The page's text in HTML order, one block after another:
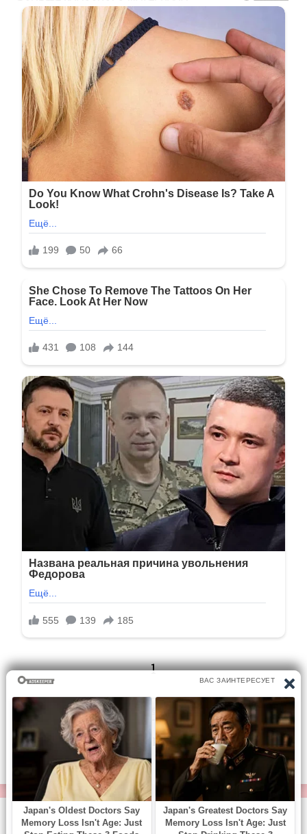
1
1/63 Следующая
Перейти на страницу:
© https://vse-knigi.org